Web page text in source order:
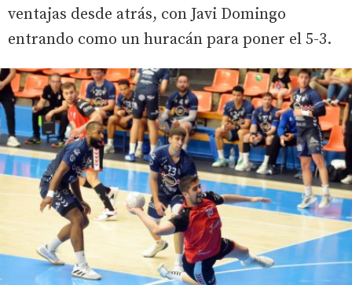
ventajas desde atrás, con Javi Domingo
entrando como un huracán para poner el 5-3.